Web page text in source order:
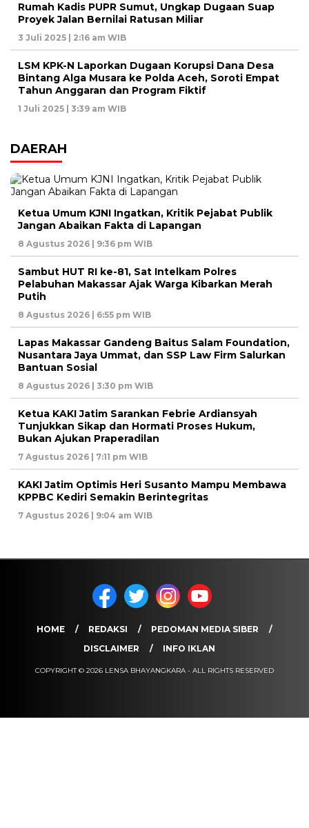
Rumah Kadis PUPR Sumut, Ungkap Dugaan Suap
Proyek Jalan Bernilai Ratusan Miliar
3 Juli 2025 | 2:16 am WIB
LSM KPK-N Laporkan Dugaan Korupsi Dana Desa
Bintang Alga Musara ke Polda Aceh, Soroti Empat
Tahun Anggaran dan Program Fiktif
1 Juli 2025 | 3:39 am WIB
DAERAH
Ketua Umum KJNI Ingatkan, Kritik Pejabat Publik
Jangan Abaikan Fakta di Lapangan
8 Agustus 2026 | 9:36 pm WIB
Sambut HUT RI ke-81, Sat Intelkam Polres
Pelabuhan Makassar Ajak Warga Kibarkan Merah
Putih
8 Agustus 2026 | 6:55 pm WIB
Lapas Makassar Gandeng Baitus Salam Foundation,
Nusantara Jaya Ummat, dan SSP Law Firm Salurkan
Bantuan Sosial
8 Agustus 2026 | 3:30 pm WIB
Ketua KAKI Jatim Sarankan Febrie Ardiansyah
Tunjukkan Sikap dan Hormati Proses Hukum,
Bukan Ajukan Praperadilan
7 Agustus 2026 | 7:11 pm WIB
KAKI Jatim Optimis Heri Susanto Mampu Membawa
KPPBC Kediri Semakin Berintegritas
7 Agustus 2026 | 9:04 am WIB
HOME REDAKSI
PEDOMAN MEDIA SIBER
DISCLAIMER
INFO IKLAN
COPYRIGHT © 2026 LENSA BHAYANGKARA - ALL RIGHTS RESERVED